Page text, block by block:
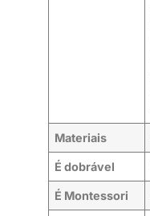
Materiais
É dobrável
É Montessori